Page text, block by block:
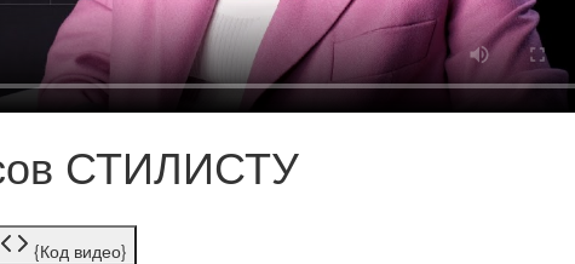
СТИЛИСТУ
{Код видео}